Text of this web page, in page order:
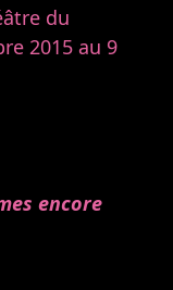
du
2015 au 9
encore